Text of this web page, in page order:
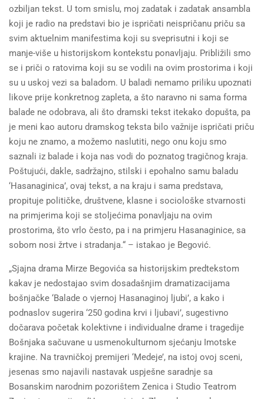
ozbiljan tekst. U tom smislu, moj zadatak i zadatak ansambla
koji je radio na predstavi bio je ispričati neispričanu priču sa
svim aktuelnim manifestima koji su sveprisutni i koji se
manje-više u historijskom kontekstu ponavljaju. Približili smo
se i priči o ratovima koji su se vodili na ovim prostorima i koji
su u uskoj vezi sa baladom. U baladi nemamo priliku upoznati
likove prije konkretnog zapleta, a što naravno ni sama forma
balade ne odobrava, ali što dramski tekst itekako dopušta, pa
je meni kao autoru dramskog teksta bilo važnije ispričati priču
koju ne znamo, a možemo naslutiti, nego onu koju smo
saznali iz balade i koja nas vodi do poznatog tragičnog kraja.
Poštujući, dakle, sadržajno, stilski i epohalno samu baladu
‘Hasanaginica’, ovaj tekst, a na kraju i sama predstava,
propituje političke, društvene, klasne i sociološke stvarnosti
na primjerima koji se stoljećima ponavljaju na ovim
prostorima, što vrlo često, pa i na primjeru Hasanaginice, sa
sobom nosi žrtve i stradanja.“ – istakao je Begović.
„Sjajna drama Mirze Begovića sa historijskim predtekstom
kakav je nedostajao svim dosadašnjim dramatizacijama
bošnjačke ‘Balade o vjernoj Hasanaginoj ljubi’, a kako i
podnaslov sugerira ‘250 godina krvi i ljubavi’, sugestivno
dočarava početak kolektivne i individualne drame i tragedije
Bošnjaka sačuvane u usmenokulturnom sjećanju Imotske
krajine. Na travničkoj premijeri ‘Medeje’, na istoj ovoj sceni,
jesenas smo najavili nastavak uspješne saradnje sa
Bosanskim narodnim pozorištem Zenica i Studio Teatrom